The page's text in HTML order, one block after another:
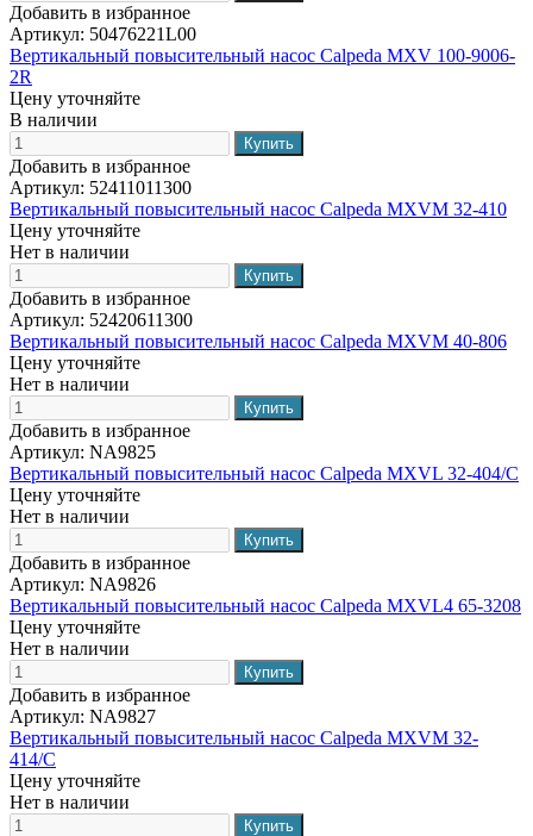
Добавить в избранное
Артикул: 50476221L00
Вертикальный повысительный насос Calpeda MXV 100-9006-
2R
Цену уточняйте
В наличии
Добавить в избранное
Артикул: 52411011300
Вертикальный повысительный насос Calpeda MXVM 32-410
Цену уточняйте
Нет в наличии
Добавить в избранное
Артикул: 52420611300
Вертикальный повысительный насос Calpeda MXVM 40-806
Цену уточняйте
Нет в наличии
Добавить в избранное
Артикул: NA9825
Вертикальный повысительный насос Calpeda MXVL 32-404/C
Цену уточняйте
Нет в наличии
Добавить в избранное
Артикул: NA9826
Вертикальный повысительный насос Calpeda MXVL4 65-3208
Цену уточняйте
Нет в наличии
Добавить в избранное
Артикул: NA9827
Вертикальный повысительный насос Calpeda MXVM 32-
414/C
Цену уточняйте
Нет в наличии